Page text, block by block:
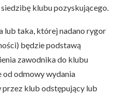
klubu pozyskującego.
lub taka, której nadano rygor
będzie podstawą
zawodnika do klubu
od odmowy wydania
klub odstępujący lub